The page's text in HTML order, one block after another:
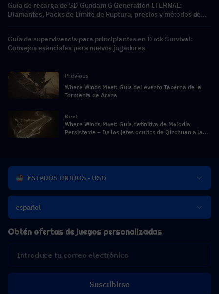
Guía de recarga de SD Gundam G Generation ETERNAL:
Diamantes, Packs de Límite de Ruptura, precios y métodos de
Guía de supervivencia para principiantes en Duck Survival:
Consejos esenciales para nuevos jugadores
Previous
Where Winds Meet: Guía del evento Taberna de la
Tormenta de Arena
Next
Where Winds Meet: Guía definitiva de Melodía
Persistente – De los jefes ocultos de Qinchuan a la
ESTADOS UNIDOS - USD
español
Obtén ofertas de juegos personalizadas
Suscribirse